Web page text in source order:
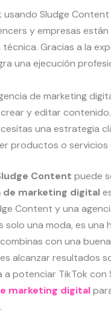
usando Sludge Content
y empresas
Gracias a la
una ejecución
de marketing
y editar contenido.
una estrategia
productos o servicios
Content puede
de marketing digital
Content y una
solo una moda, es
con una
alcanzar resultados
a potenciar TikTok
marketing digital